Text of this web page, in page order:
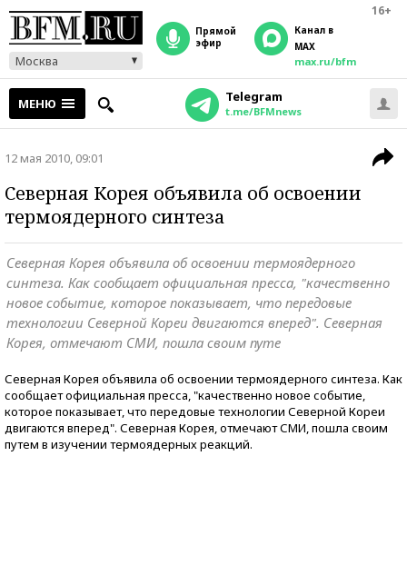
16+
Москва
прямой
эфир
Канал в
MAX
max.ru/bfm
МЕНЮ Telegram
t.me/BFMnews
12 мая 2010, 09:01
Северная Корея объявила об освоении
термоядерного синтеза
Северная Корея объявила об освоении термоядерного
синтеза. Как сообщает официальная пресса, "качественно
новое событие, которое показывает, что передовые
технологии Северной Кореи двигаются вперед". Северная
Корея, отмечают СМИ, пошла своим путе
Северная Корея объявила об освоении термоядерного синтеза. Как
сообщает официальная пресса, "качественно новое событие,
которое показывает, что передовые технологии Северной Кореи
двигаются вперед". Северная Корея, отмечают СМИ, пошла своим
путем в изучении термоядерных реакций.